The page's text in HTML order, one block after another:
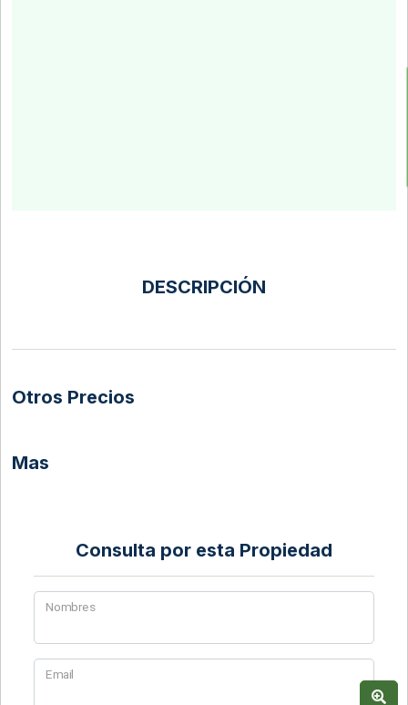
DESCRIPCIÓN
Otros Precios
Mas
Consulta por esta Propiedad
Nombres
Email